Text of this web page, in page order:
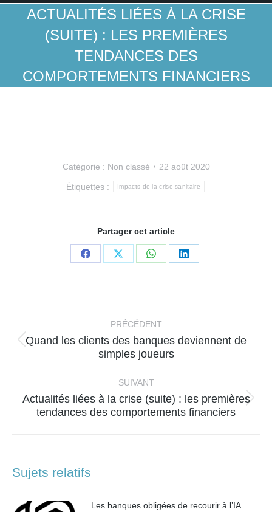
ACTUALITÉS LIÉES À LA CRISE
(SUITE) : LES PREMIÈRES
TENDANCES DES
COMPORTEMENTS FINANCIERS
Catégorie : Non classé 22 août 2020
Étiquettes : Impacts de la crise sanitaire
Partager cet article
PartagerPartagerPartagerPartager
PRÉCÉDENT
Article
précédent
Quand les clients des banques deviennent de
simples joueurs
SUIVANT
Article
suivant
Actualités liées à la crise (suite) : les premières
tendances des comportements financiers
Sujets relatifs
Les banques obligées de recourir à l’IA